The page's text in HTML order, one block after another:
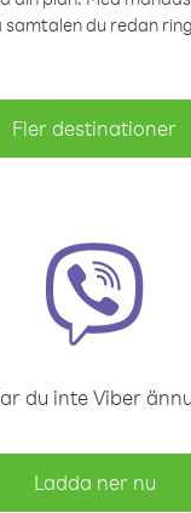
du redan
Fler destinationer
du inte Viber
Ladda ner nu